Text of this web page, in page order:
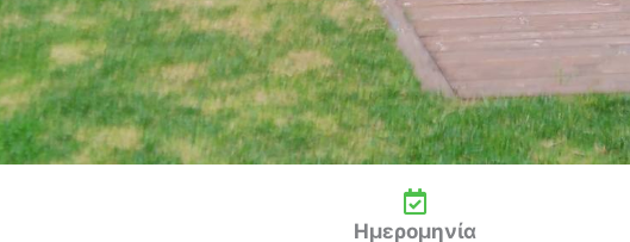
Ημερομηνία